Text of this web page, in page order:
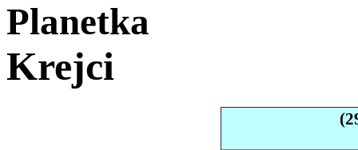
Planetka
Krejci